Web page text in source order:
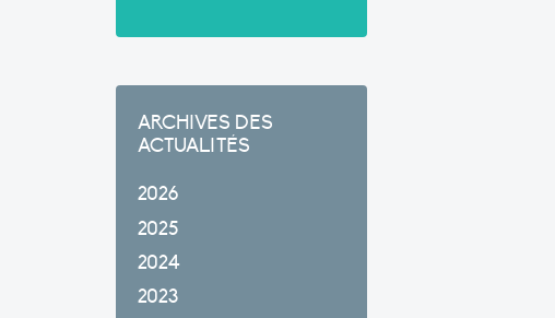
ARCHIVES DES
ACTUALITÉS
2026
2025
2024
2023